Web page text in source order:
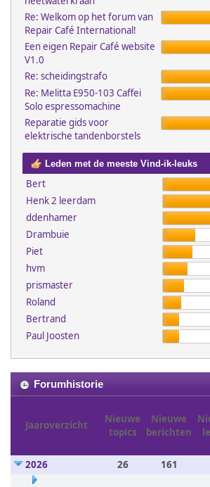
Re: Welkom op het forum van
Repair Café International!
Een eigen Repair Café website
V1.0
Re: scheidingstrafo
Re: Melitta E950-103 Caffei
Solo espressomachine
Reparatie gids voor
elektrische tandenborstels
Leden met de meeste Vind-ik-leuks
Bert
Henk 2 leerdam
ddenhamer
Drambuie
Piet
hvm
prismaster
Roland
Bertrand
Paul Joosten
Forumhistorie
Jaaroverzicht
Nieuwe
topics
Nieuwe
berichten
2026 26 161